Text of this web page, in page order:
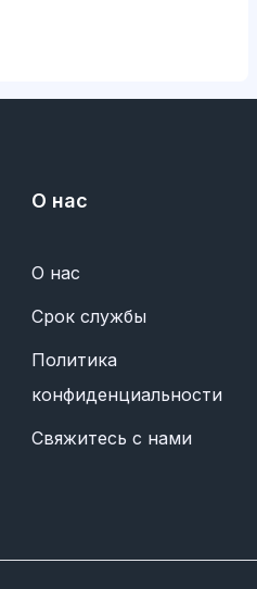
О нас
О нас
Срок службы
Политика
конфиденциальности
Свяжитесь с нами